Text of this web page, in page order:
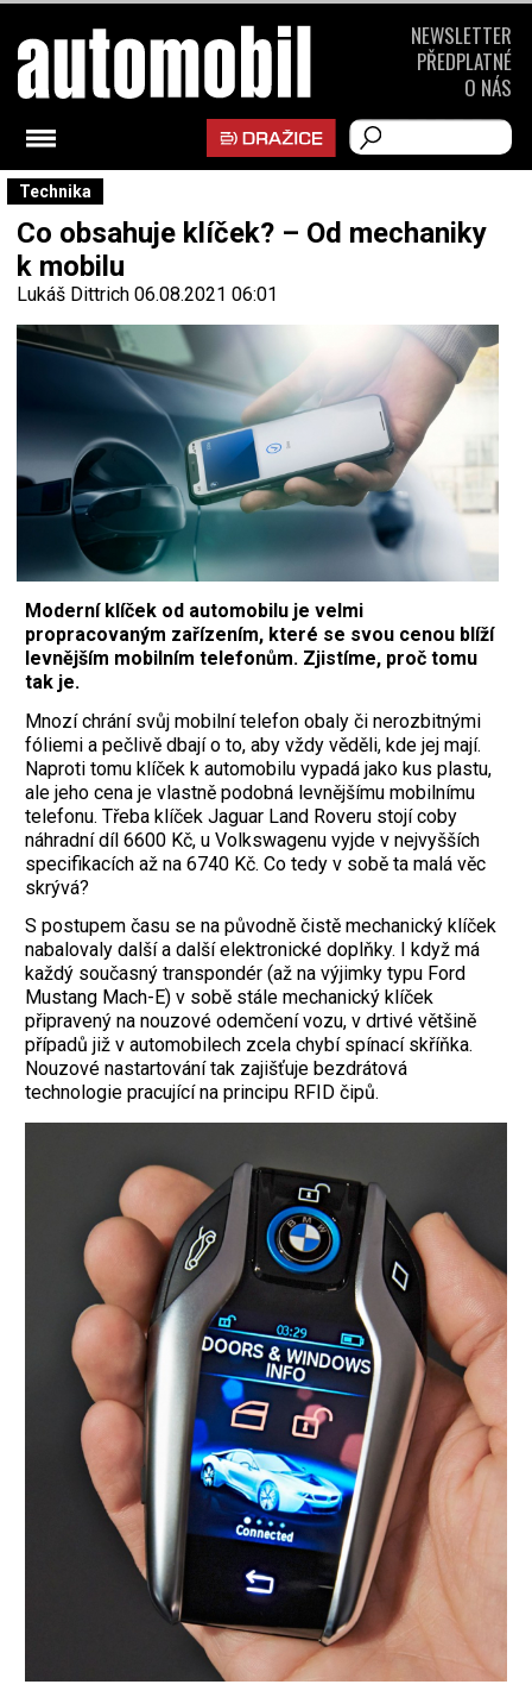
Technika
Co obsahuje klíček? – Od mechaniky
k mobilu
Lukáš Dittrich 06.08.2021 06:01
Moderní klíček od automobilu je velmi
propracovaným zařízením, které se svou cenou blíží
levnějším mobilním telefonům. Zjistíme, proč tomu
tak je.
Mnozí chrání svůj mobilní telefon obaly či nerozbitnými
fóliemi a pečlivě dbají o to, aby vždy věděli, kde jej mají.
Naproti tomu klíček k automobilu vypadá jako kus plastu,
ale jeho cena je vlastně podobná levnějšímu mobilnímu
telefonu. Třeba klíček Jaguar Land Roveru stojí coby
náhradní díl 6600 Kč, u Volkswagenu vyjde v nejvyšších
specifikacích až na 6740 Kč. Co tedy v sobě ta malá věc
skrývá?
S postupem času se na původně čistě mechanický klíček
nabalovaly další a další elektronické doplňky. I když má
každý současný transpondér (až na výjimky typu Ford
Mustang Mach-E) v sobě stále mechanický klíček
připravený na nouzové odemčení vozu, v drtivé většině
případů již v automobilech zcela chybí spínací skříňka.
Nouzové nastartování tak zajišťuje bezdrátová
technologie pracující na principu RFID čipů.
NEWSLETTER
PŘEDPLATNÉ
O NÁS